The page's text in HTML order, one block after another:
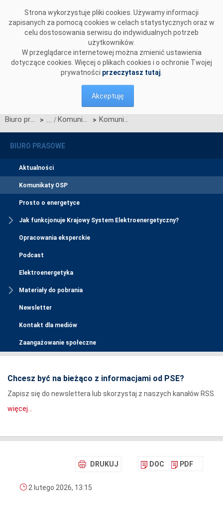
Strona wykorzystuje pliki cookies. Używamy informacji
zapisanych za pomocą cookies w celach statystycznych oraz w
celu dostosowania serwisu do indywidualnych potrzeb
użytkowników.
W przeglądarce internetowej można zmienić ustawienia
dotyczące cookies. Więcej o plikach cookies i o ochronie Twojej
prywatności przeczytasz tutaj
Akceptuję
Biuro prasowe > Komunikaty OSP > Komunikat w sprawie konsultacji projektu Planu rozwoju w zakresie zaspokojenia obecnego i przyszłego zapotrzebowania na energię elektryczną na lata 2027-2036
BIURO PRASOWE
Aktualności
Komunikaty OSP
Prosto o energetyce
Jak funkcjonuje Krajowy System Elektroenergetyczny?
Opracowania eksperckie
Podcast
Elektroenergetyka
Materiały do pobrania
Newsletter
Kontakt dla mediów
Zaangażowanie społeczne
Chcesz być na bieżąco z informacjami od PSE?
Zapisz się do newslettera lub skorzystaj z naszych kanałów RSS.
więcej...
DRUKUJ DOC PDF
2 lutego 2026, 13:15